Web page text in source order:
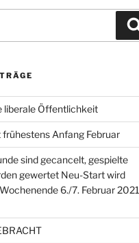
liberale Öffentlichkeit
Anfang Februar
sind gecancelt, gespielte
gewertet Neu-Start wird
6./7. Februar 2021